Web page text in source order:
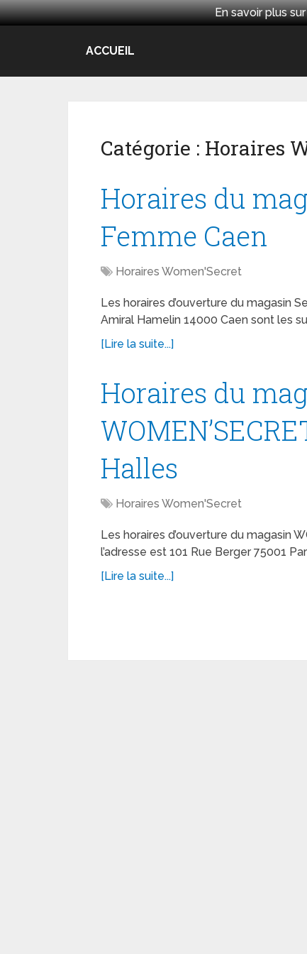
En savoir plus
ACCUEIL
Catégorie : Horaires
Horaires du
Femme Caen
Horaires Women'Secret
Les horaires d’ouverture du magasin
Amiral Hamelin 14000 Caen sont les
[Lire la suite...]
Horaires du
Halles
Horaires Women'Secret
Les horaires d’ouverture du magasin
l’adresse est 101 Rue Berger 75001
[Lire la suite...]